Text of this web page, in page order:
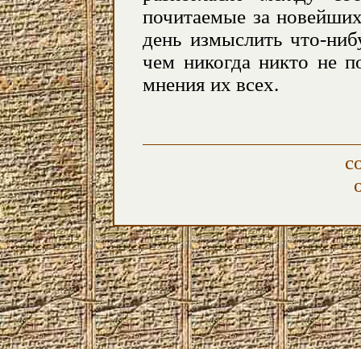
почитаемые за
день измыслить что-
чем никогда никто не
мнения их всех.